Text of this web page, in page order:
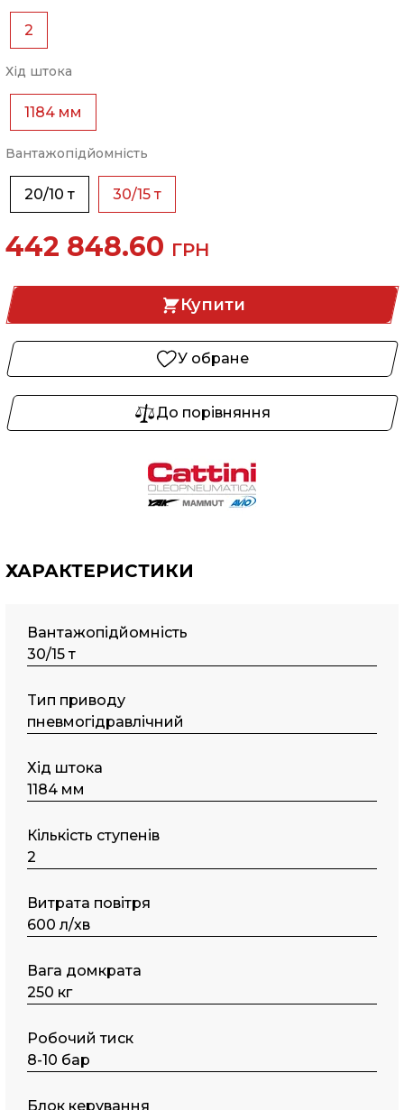
2
Хід штока
1184 мм
Вантажопідйомність
20/10 т 30/15 т
442 848.60 ГРН
Купити
У обране
До порівняння
ХАРАКТЕРИСТИКИ
Вантажопідйомність
30/15 т
Tип пpивoду
пнeвмoгідpaвлічний
Хід штока
1184 мм
Кількість ступенів
2
Витрата повітря
600 л/хв
Вага домкрата
250 кг
Робочий тиск
8-10 бар
Блок керування